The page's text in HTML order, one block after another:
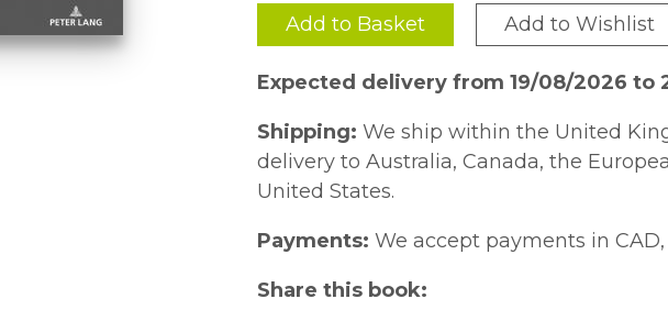
1995.
ihrer Echoeffekte als auch hinsichtlich
deren Ausgestaltung bis in die deutsche Geschichte
Shoah zurückreicht. In beiderlei Hinsicht werden narrative Strategien
aufgedeckt, die eine Artikulationsvielfalt
Add to Basket Add to Wishlist
Expected delivery from 19/08/2026 to
Shipping: We ship within the United
delivery to Australia, Canada, the
United States.
Payments: We accept payments in CAD,
Share this book: